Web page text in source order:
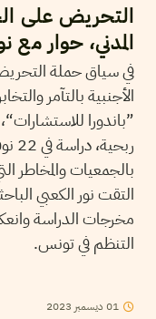
التحريض على
المدني، حوار مع
في سياق حملة
الأجنبية بالتآمر
”باندورا للاستشارات“،
بالجمعيات والمخاطر
التقت نور الكعبي
مخرجات الدراسة
التنظم في تونس.
01 ديسمبر 2023